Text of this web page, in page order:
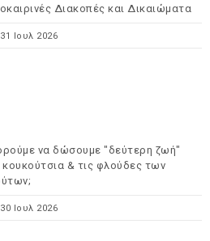
Διακοπές και Δικαιώματα
31 Ιουλ 2026
να δώσουμε "δεύτερη ζωή"
& τις φλούδες των
30 Ιουλ 2026